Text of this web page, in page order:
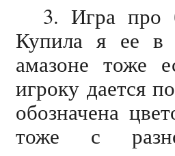
3. Игра про
Купила я ее в
амазоне тоже
игроку дается
обозначена
тоже с